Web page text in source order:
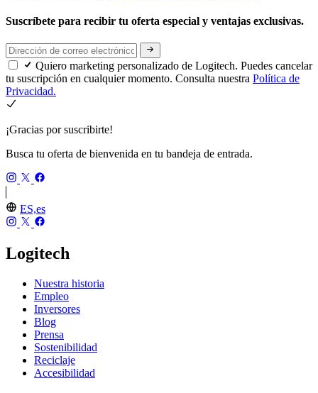
Suscríbete para recibir tu oferta especial y ventajas exclusivas.
Quiero marketing personalizado de Logitech. Puedes cancelar
tu suscripción en cualquier momento. Consulta nuestra Política de
Privacidad.
¡Gracias por suscribirte!
Busca tu oferta de bienvenida en tu bandeja de entrada.
ES,es
Logitech
Nuestra historia
Empleo
Inversores
Blog
Prensa
Sostenibilidad
Reciclaje
Accesibilidad